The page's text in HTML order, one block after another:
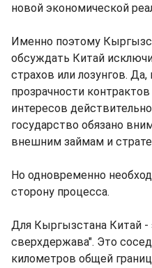
новой экономической
Именно поэтому
обсуждать Китай
страхов или лозунгов.
прозрачности
интересов
государство обязано
внешним займам и
Но одновременно
сторону процесса.
Для Кыргызстана Китай -
сверхдержава". Это
километров общей